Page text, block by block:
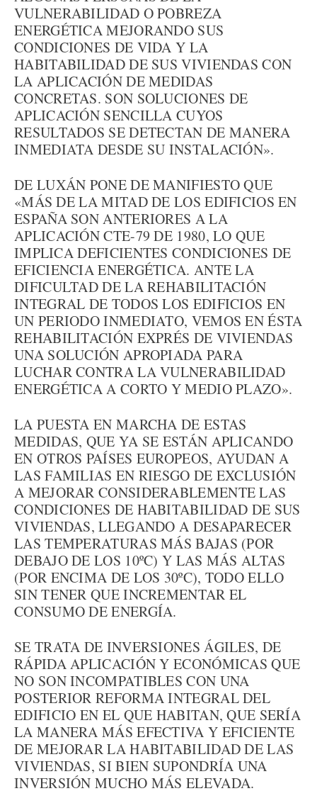
VULNERABILIDAD O POBREZA
ENERGÉTICA MEJORANDO SUS
CONDICIONES DE VIDA Y LA
HABITABILIDAD DE SUS VIVIENDAS CON
LA APLICACIÓN DE MEDIDAS
CONCRETAS. SON SOLUCIONES DE
APLICACIÓN SENCILLA CUYOS
RESULTADOS SE DETECTAN DE MANERA
INMEDIATA DESDE SU INSTALACIÓN».
DE LUXÁN PONE DE MANIFIESTO QUE
«MÁS DE LA MITAD DE LOS EDIFICIOS EN
ESPAÑA SON ANTERIORES A LA
APLICACIÓN CTE-79 DE 1980, LO QUE
IMPLICA DEFICIENTES CONDICIONES DE
EFICIENCIA ENERGÉTICA. ANTE LA
DIFICULTAD DE LA REHABILITACIÓN
INTEGRAL DE TODOS LOS EDIFICIOS EN
UN PERIODO INMEDIATO, VEMOS EN ÉSTA
REHABILITACIÓN EXPRÉS DE VIVIENDAS
UNA SOLUCIÓN APROPIADA PARA
LUCHAR CONTRA LA VULNERABILIDAD
ENERGÉTICA A CORTO Y MEDIO PLAZO».
LA PUESTA EN MARCHA DE ESTAS
MEDIDAS, QUE YA SE ESTÁN APLICANDO
EN OTROS PAÍSES EUROPEOS, AYUDAN A
LAS FAMILIAS EN RIESGO DE EXCLUSIÓN
A MEJORAR CONSIDERABLEMENTE LAS
CONDICIONES DE HABITABILIDAD DE SUS
VIVIENDAS, LLEGANDO A DESAPARECER
LAS TEMPERATURAS MÁS BAJAS (POR
DEBAJO DE LOS 10ºC) Y LAS MÁS ALTAS
(POR ENCIMA DE LOS 30ºC), TODO ELLO
SIN TENER QUE INCREMENTAR EL
CONSUMO DE ENERGÍA.
SE TRATA DE INVERSIONES ÁGILES, DE
RÁPIDA APLICACIÓN Y ECONÓMICAS QUE
NO SON INCOMPATIBLES CON UNA
POSTERIOR REFORMA INTEGRAL DEL
EDIFICIO EN EL QUE HABITAN, QUE SERÍA
LA MANERA MÁS EFECTIVA Y EFICIENTE
DE MEJORAR LA HABITABILIDAD DE LAS
VIVIENDAS, SI BIEN SUPONDRÍA UNA
INVERSIÓN MUCHO MÁS ELEVADA.